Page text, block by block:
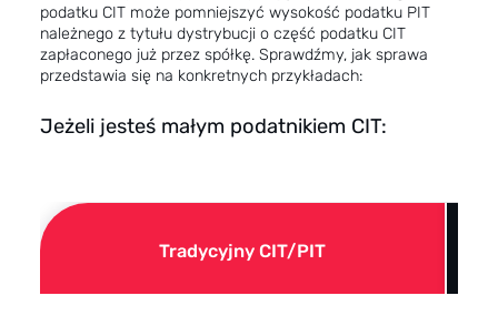
podatku CIT może pomniejszyć wysokość podatku PIT
należnego z tytułu dystrybucji o część podatku CIT
zapłaconego już przez spółkę. Sprawdźmy, jak sprawa
przedstawia się na konkretnych przykładach:
Jeżeli jesteś małym podatnikiem CIT:
Tradycyjny CIT/PIT